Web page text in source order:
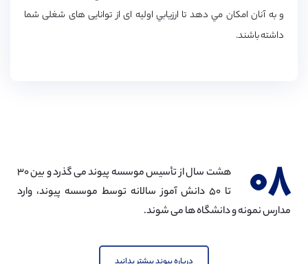
و به آنان امكان مي دهد تا ارزيابي اوليه ای از توانايی های شغلی شما
داشته باشند.
۰۸
هشت سال از تأسیس موسسه پیوند می گذرد و بین ۳۰
تا ۵۰ دانش آموز سالانه توسط موسسه پیوند، وارد
مدارس نمونه و دانشگاه ها می شوند.